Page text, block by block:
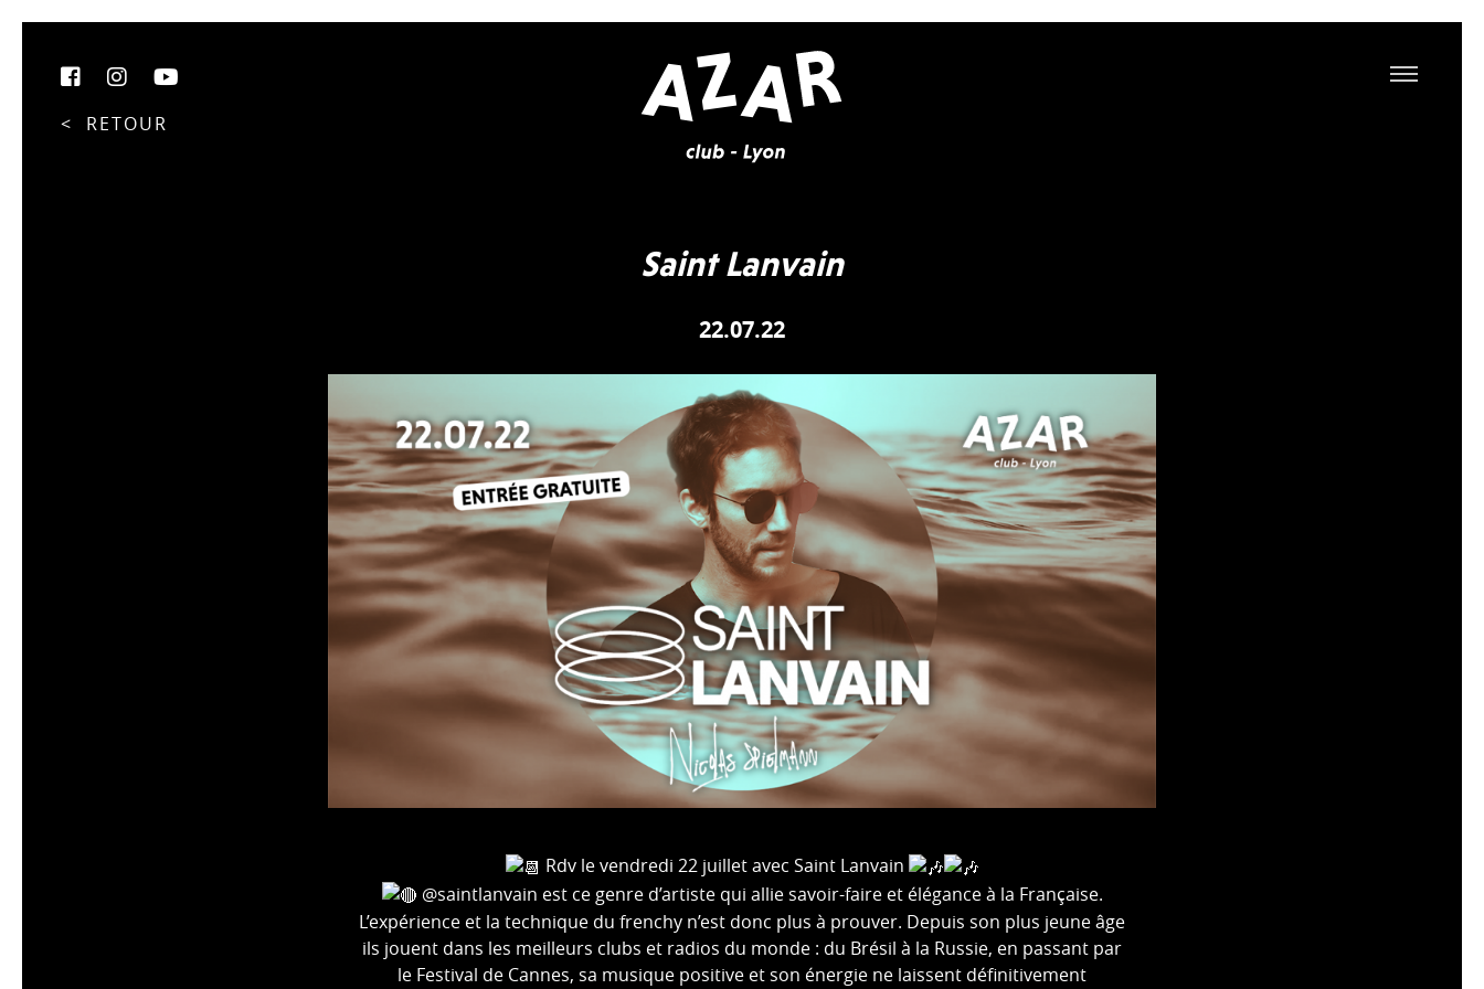
< RETOUR
Saint Lanvain
22.07.22
Rdv le vendredi 22 juillet avec Saint Lanvain
@saintlanvain est ce genre d’artiste qui allie savoir-faire et élégance à la Française.
L’expérience et la technique du frenchy n’est donc plus à prouver. Depuis son plus jeune âge
ils jouent dans les meilleurs clubs et radios du monde : du Brésil à la Russie, en passant par
le Festival de Cannes, sa musique positive et son énergie ne laissent définitivement